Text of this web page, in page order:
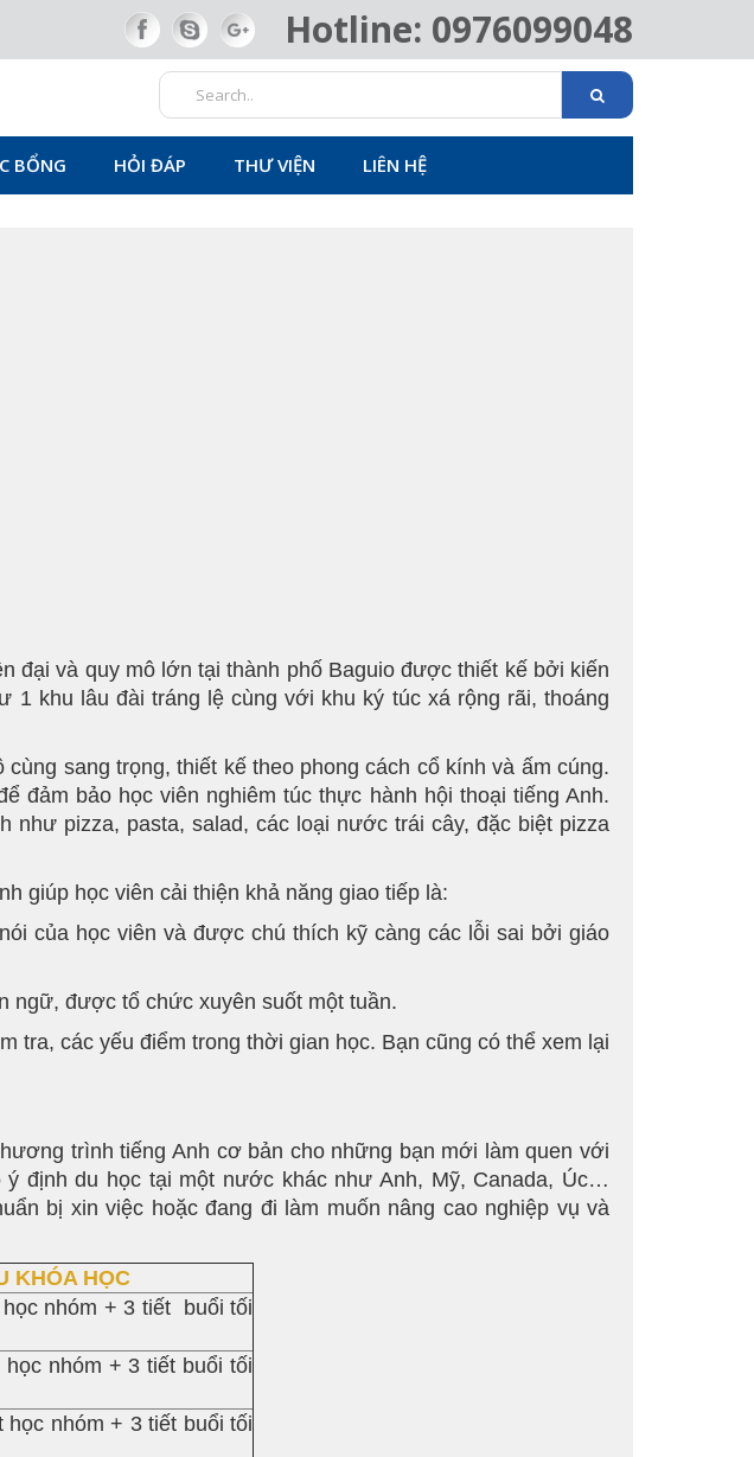
Hotline: 0976099048
BỔNG HỎI ĐÁP THƯ VIỆN LIÊN HỆ
đại và quy mô lớn tại thành phố Baguio được thiết kế bởi kiến
khu lâu đài tráng lệ cùng với khu ký túc xá rộng rãi, thoáng
sang trọng, thiết kế theo phong cách cổ kính và ấm cúng.
đảm bảo học viên nghiêm túc thực hành hội thoại tiếng Anh.
như pizza, pasta, salad, các loại nước trái cây, đặc biệt pizza
giúp học viên cải thiện khả năng giao tiếp là:
của học viên và được chú thích kỹ càng các lỗi sai bởi giáo
ngữ, được tổ chức xuyên suốt một tuần.
tra, các yếu điểm trong thời gian học. Bạn cũng có thể xem lại
trình tiếng Anh cơ bản cho những bạn mới làm quen với
định du học tại một nước khác như Anh, Mỹ, Canada, Úc…
bị xin việc hoặc đang đi làm muốn nâng cao nghiệp vụ và
KHÓA HỌC
nhóm + 3 tiết buổi tối
nhóm + 3 tiết buổi tối
nhóm + 3 tiết buổi tối